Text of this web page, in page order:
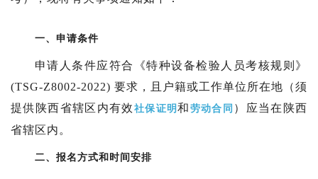
一、申请条件
申请人条件应符合《特种设备检验人员考核规则》
(TSG-Z8002-2022) 要求，且户籍或工作单位所在地（须
提供陕西省辖区内有效 社保证明和 劳动合同 ）应当在陕西
省辖区内。
二、报名方式和时间安排